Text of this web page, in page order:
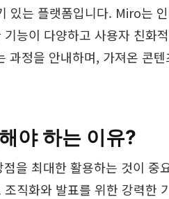
는 플랫폼입니다. Miro는
능이 다양하고 사용자 친화
정을 안내하며, 가져온 콘
야 하는 이유?
을 최대한 활용하는 것이 중
직화와 발표를 위한 강력한